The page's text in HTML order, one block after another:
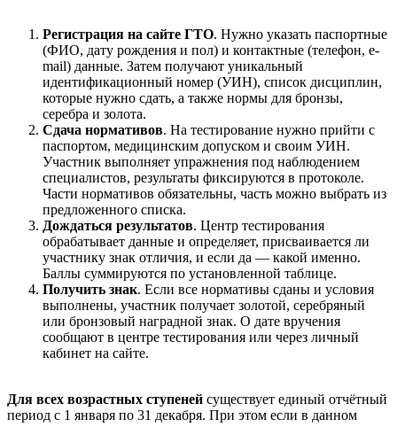
Регистрация на сайте ГТО. Нужно указать паспортные
(ФИО, дату рождения и пол) и контактные (телефон, e-
mail) данные. Затем получают уникальный
идентификационный номер (УИН), список дисциплин,
которые нужно сдать, а также нормы для бронзы,
серебра и золота.
Сдача нормативов. На тестирование нужно прийти с
паспортом, медицинским допуском и своим УИН.
Участник выполняет упражнения под наблюдением
специалистов, результаты фиксируются в протоколе.
Части нормативов обязательны, часть можно выбрать из
предложенного списка.
Дождаться результатов. Центр тестирования
обрабатывает данные и определяет, присваивается ли
участнику знак отличия, и если да — какой именно.
Баллы суммируются по установленной таблице.
Получить знак. Если все нормативы сданы и условия
выполнены, участник получает золотой, серебряный
или бронзовый наградной знак. О дате вручения
сообщают в центре тестирования или через личный
кабинет на сайте.
Для всех возрастных ступеней существует единый отчётный
период с 1 января по 31 декабря. При этом если в данном